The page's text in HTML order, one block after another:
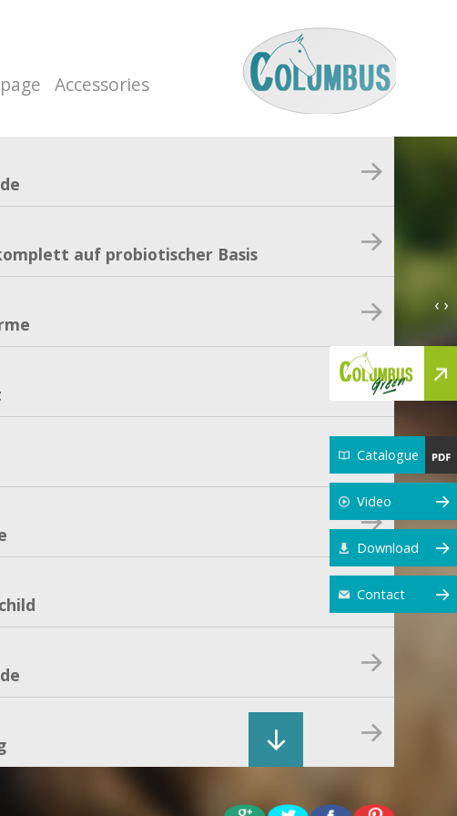
Accessories
auf probiotischer Basis
Catalogue
Video
Download
Contact
‹ ›